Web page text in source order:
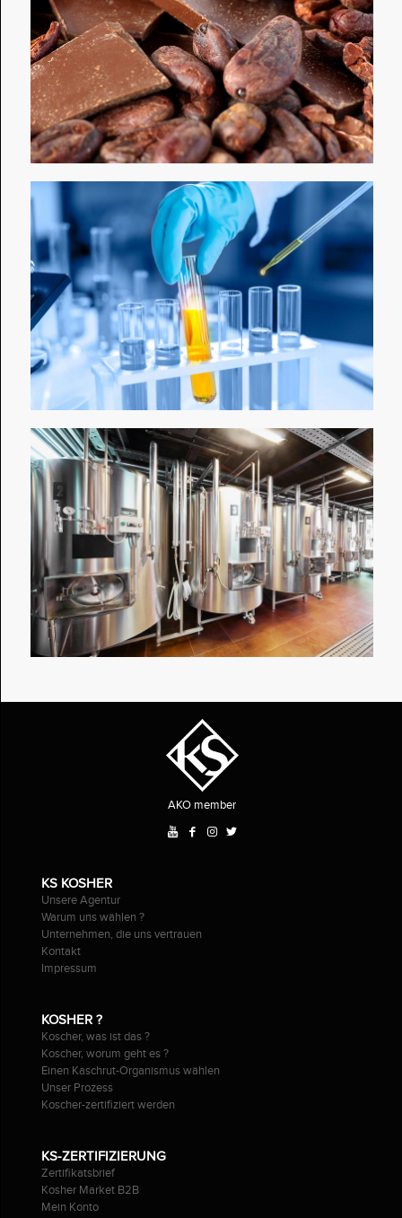
AKO member
KS KOSHER
Unsere Agentur
Warum uns wählen ?
Unternehmen, die uns vertrauen
Kontakt
Impressum
KOSHER ?
Koscher, was ist das ?
Koscher, worum geht es ?
Einen Kaschrut-Organismus wählen
Unser Prozess
Koscher-zertifiziert werden
KS-ZERTIFIZIERUNG
Zertifikatsbrief
Kosher Market B2B
Mein Konto